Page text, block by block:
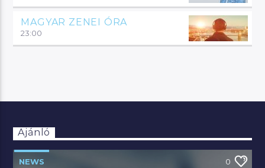
MAGYAR ZENEI ÓRA
23:00
Ajánló
NEWS 0